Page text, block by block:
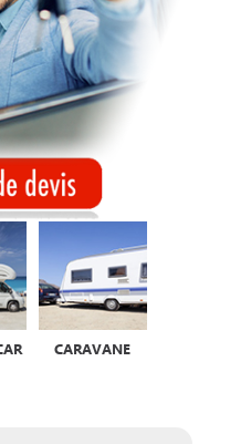
CARAVANE